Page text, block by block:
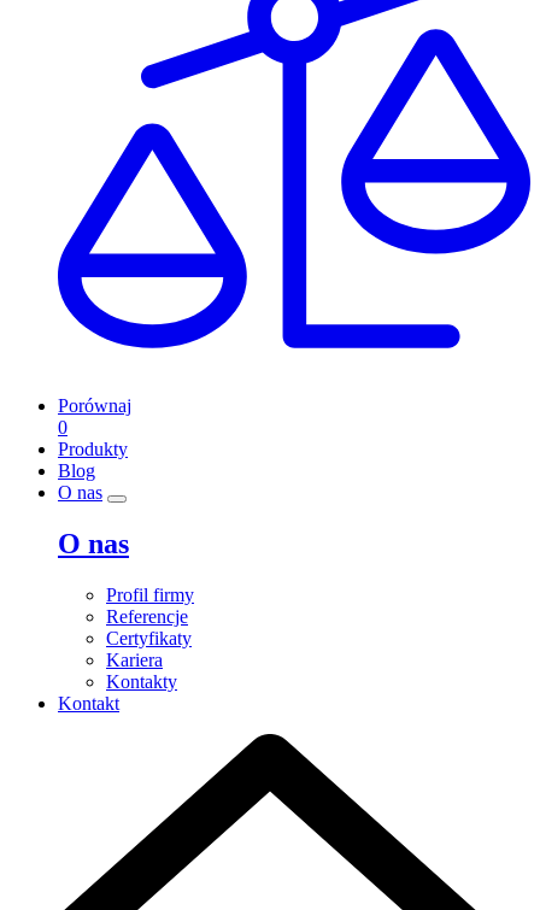
Porównaj
0
Produkty
Blog
O nas
O nas
Profil firmy
Referencje
Certyfikaty
Kariera
Kontakty
Kontakt